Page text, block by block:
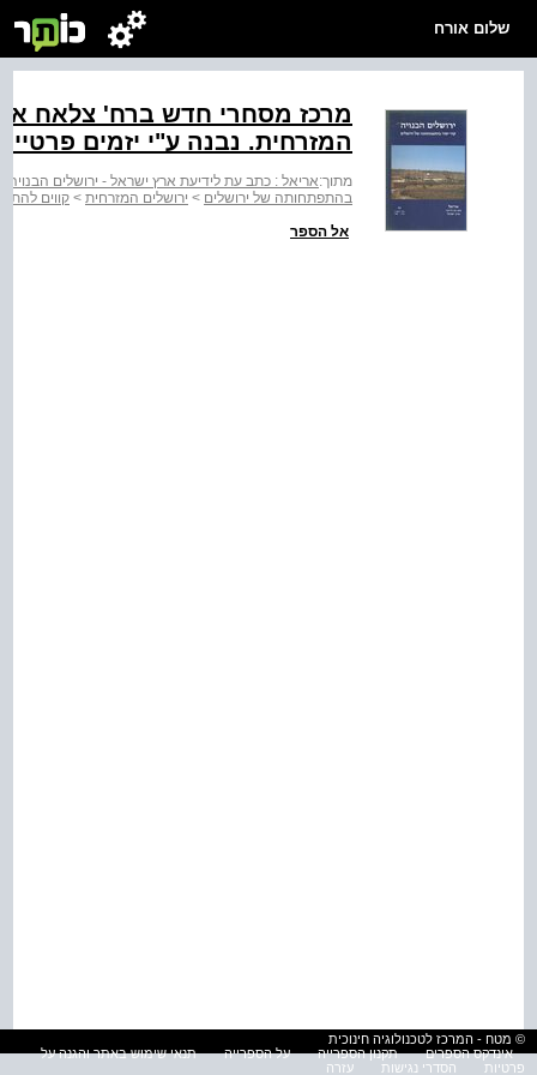
שלום אורח
מרכז מסחרי חדש ברח' צלאח א-
המזרחית. נבנה ע"י יזמים
מתוך:אריאל : כתב עת לידיעת ארץ ישראל - ירושלים הבנויה
בהתפתחותה של ירושלים > ירושלים המזרחית > קווים
אל הספר
© מטח - המרכז לטכנולוגיה חינוכית
אינדקס הספרים
תקנון הספרייה על הספרייה
תנאי שימוש באתר והגנה על
פרטיות
הסדרי נגישות עזרה